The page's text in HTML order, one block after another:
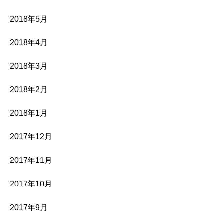
2018年5月
2018年4月
2018年3月
2018年2月
2018年1月
2017年12月
2017年11月
2017年10月
2017年9月